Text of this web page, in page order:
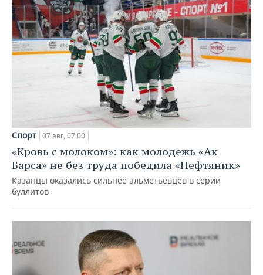
Спорт 07 авг, 07:00
«Кровь с молоком»: как молодежь «Ак
Барса» не без труда победила «Нефтяник»
Казанцы оказались сильнее альметьевцев в серии
буллитов